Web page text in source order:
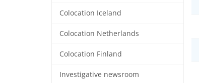
Colocation Iceland
Colocation Netherlands
Colocation Finland
Investigative newsroom